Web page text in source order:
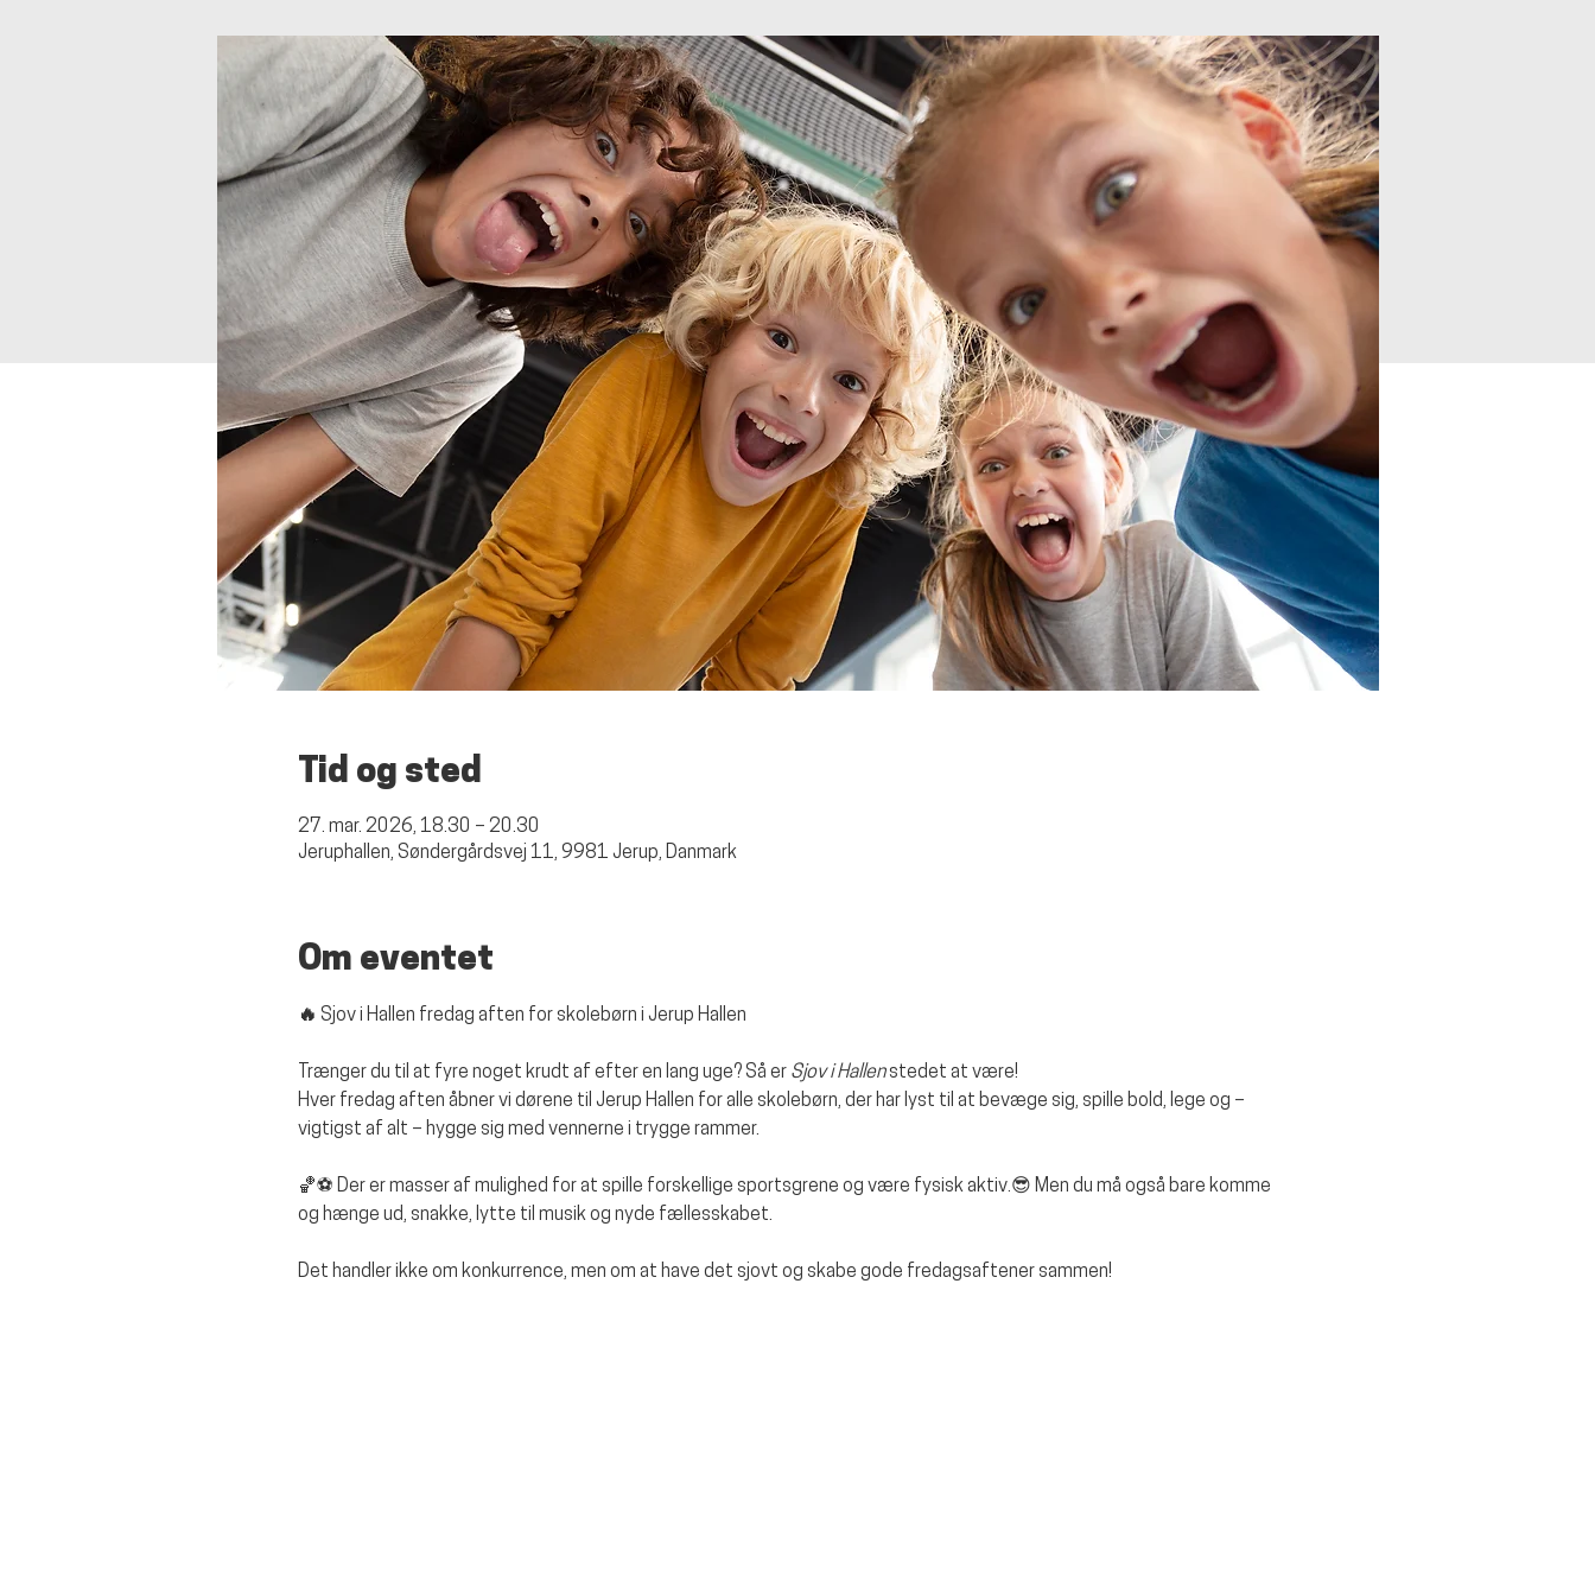
Tid og sted
27. mar. 2026, 18.30 – 20.30
Jeruphallen, Søndergårdsvej 11, 9981 Jerup, Danmark
Om eventet
🔥 Sjov i Hallen fredag aften for skolebørn i Jerup Hallen
Trænger du til at fyre noget krudt af efter en lang uge? Så er Sjov i Hallen stedet at være!
Hver fredag aften åbner vi dørene til Jerup Hallen for alle skolebørn, der har lyst til at bevæge sig, spille bold, lege og –
vigtigst af alt – hygge sig med vennerne i trygge rammer.
🏀⚽ Der er masser af mulighed for at spille forskellige sportsgrene og være fysisk aktiv.😎 Men du må også bare komme
og hænge ud, snakke, lytte til musik og nyde fællesskabet.
Det handler ikke om konkurrence, men om at have det sjovt og skabe gode fredagsaftener sammen!